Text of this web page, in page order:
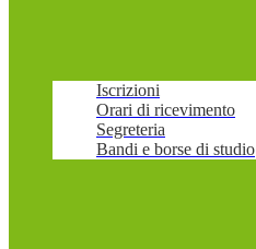
Iscrizioni
Orari di ricevimento
Segreteria
Bandi e borse di studio